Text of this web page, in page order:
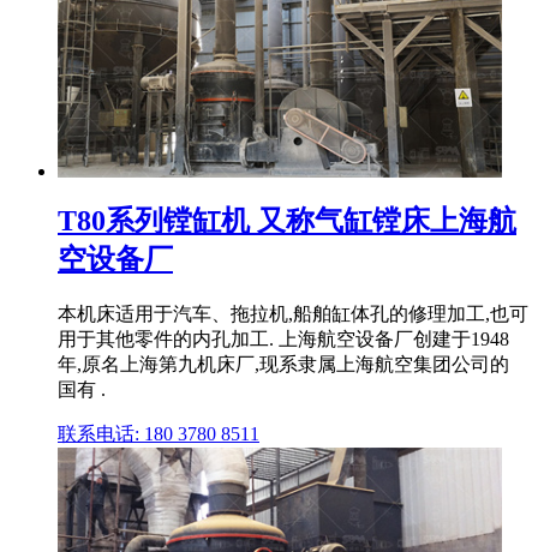
T80系列镗缸机 又称气缸镗床上海航
空设备厂
本机床适用于汽车、拖拉机,船舶缸体孔的修理加工,也可
用于其他零件的内孔加工. 上海航空设备厂创建于1948
年,原名上海第九机床厂,现系隶属上海航空集团公司的
国有 .
联系电话: 180 3780 8511